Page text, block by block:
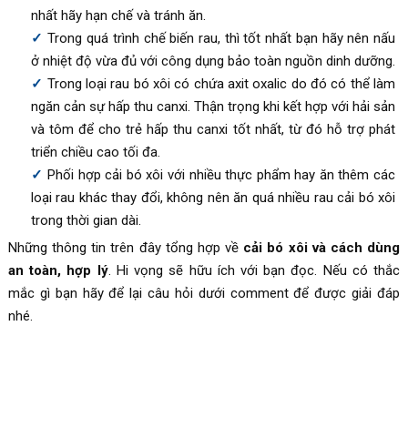
nhất hãy hạn chế và tránh ăn.
Trong quá trình chế biến rau, thì tốt nhất bạn hãy nên nấu
ở nhiệt độ vừa đủ với công dụng bảo toàn nguồn dinh dưỡng.
Trong loại rau bó xôi có chứa axit oxalic do đó có thể làm
ngăn cản sự hấp thu canxi. Thận trọng khi kết hợp với hải sản
và tôm để cho trẻ hấp thu canxi tốt nhất, từ đó hỗ trợ phát
triển chiều cao tối đa.
Phối hợp cải bó xôi với nhiều thực phẩm hay ăn thêm các
loại rau khác thay đổi, không nên ăn quá nhiều rau cải bó xôi
trong thời gian dài.
Những thông tin trên đây tổng hợp về cải bó xôi và cách dùng
an toàn, hợp lý. Hi vọng sẽ hữu ích với bạn đọc. Nếu có thắc
mắc gì bạn hãy để lại câu hỏi dưới comment để được giải đáp
nhé.